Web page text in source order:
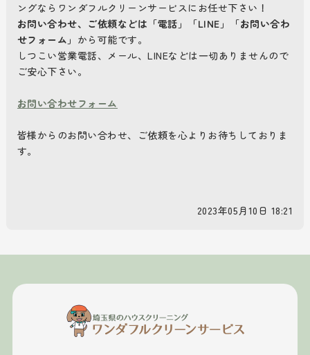
ングならワンダフルクリーンサービスにお任せ下さい！
お問い合わせ、ご依頼などは「電話」「LINE」「お問い合わ
せフォーム」 から可能です。
しつこい営業電話、メール、LINEなどは一切ありませんので
ご安心下さい。
お問い合わせフォーム
皆様からのお問い合わせ、ご依頼を心よりお待ちしておりま
す。
2023年05月10日 18:21